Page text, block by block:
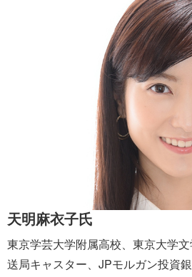
天明麻衣子氏
東京学芸大学附属高校、東京大学
送局キャスター、JPモルガン投資